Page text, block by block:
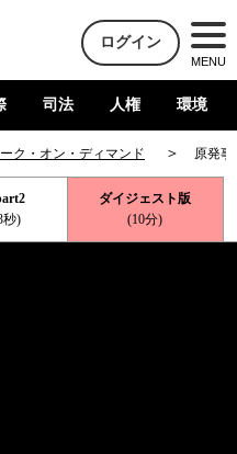
ログイン
MENU
司法 人権 環境
ク・オン・ディマンド 原発
秒)
ダイジェスト版
(10分)